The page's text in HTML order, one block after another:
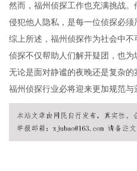
然而，福州侦探工作也充满挑战
侵犯他人隐私，是每一位侦探必
综上所述，福州侦探作为社会中
侦探不仅帮助人们解开疑团，也为
无论是面对静谧的夜晚还是复杂
福州侦探行业必将迎来更加规范